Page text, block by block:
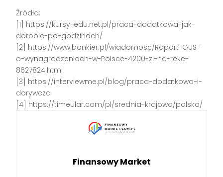
Źródła:
[1] https://kursy-edu.net.pl/praca-dodatkowa-jak-
dorobic-po-godzinach/
[2] https://www.bankier.pl/wiadomosc/Raport-GUS-
o-wynagrodzeniach-w-Polsce-4200-zl-na-reke-
8627824.html
[3] https://interviewme.pl/blog/praca-dodatkowa-i-
dorywcza
[4] https://timeular.com/pl/srednia-krajowa/polska/
Finansowy Market